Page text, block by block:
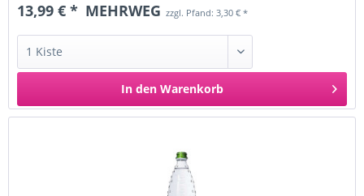
13,99 € * MEHRWEG zzgl. Pfand: 3,30 € *
In den Warenkorb